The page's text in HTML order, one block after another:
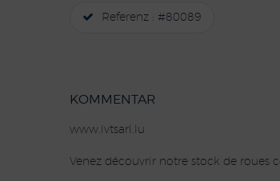
Referenz : #80089
KOMMENTAR
www.ivtsarl.lu
Venez découvrir notre stock de roues